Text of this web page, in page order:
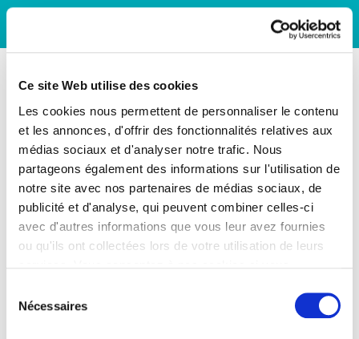
Ce site Web utilise des cookies
Les cookies nous permettent de personnaliser le contenu
et les annonces, d'offrir des fonctionnalités relatives aux
médias sociaux et d'analyser notre trafic. Nous
partageons également des informations sur l'utilisation de
notre site avec nos partenaires de médias sociaux, de
publicité et d'analyse, qui peuvent combiner celles-ci
avec d'autres informations que vous leur avez fournies
ou qu'ils ont collectées lors de votre utilisation de leurs
Nécessaires